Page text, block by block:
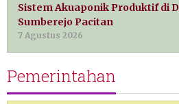
Sistem Akuaponik Produktif di
Sumberejo Pacitan
7 Agustus 2026
Pemerintahan